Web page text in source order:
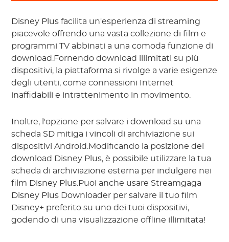
Disney Plus facilita un'esperienza di streaming
piacevole offrendo una vasta collezione di film e
programmi TV abbinati a una comoda funzione di
download.Fornendo download illimitati su più
dispositivi, la piattaforma si rivolge a varie esigenze
degli utenti, come connessioni Internet
inaffidabili e intrattenimento in movimento.
Inoltre, l'opzione per salvare i download su una
scheda SD mitiga i vincoli di archiviazione sui
dispositivi Android.Modificando la posizione del
download Disney Plus, è possibile utilizzare la tua
scheda di archiviazione esterna per indulgere nei
film Disney Plus.Puoi anche usare Streamgaga
Disney Plus Downloader per salvare il tuo film
Disney+ preferito su uno dei tuoi dispositivi,
godendo di una visualizzazione offline illimitata!